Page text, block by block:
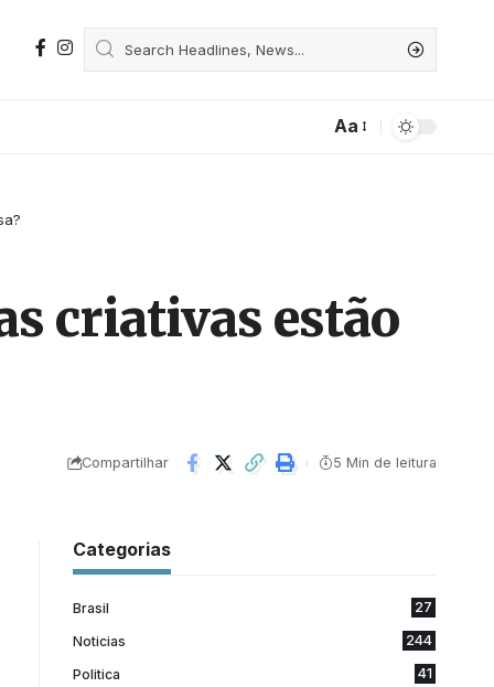
Aa
criativas estão
Compartilhar 5 Min de leitura
Categorias
Brasil 27
Noticias 244
Politica 41